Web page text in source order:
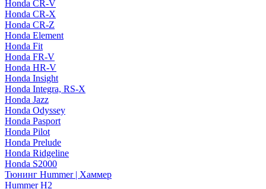
Honda CR-V
Honda CR-X
Honda CR-Z
Honda Element
Honda Fit
Honda FR-V
Honda HR-V
Honda Insight
Honda Integra, RS-X
Honda Jazz
Honda Odyssey
Honda Pasport
Honda Pilot
Honda Prelude
Honda Ridgeline
Honda S2000
Тюнинг Hummer | Хаммер
Hummer H2